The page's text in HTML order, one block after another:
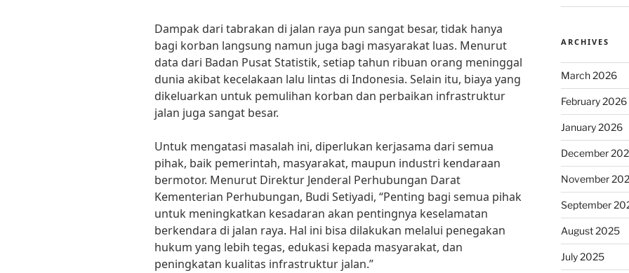
Dampak dari tabrakan di jalan raya pun sangat besar, tidak hanya
bagi korban langsung namun juga bagi masyarakat luas. Menurut
data dari Badan Pusat Statistik, setiap tahun ribuan orang meninggal
dunia akibat kecelakaan lalu lintas di Indonesia. Selain itu, biaya yang
dikeluarkan untuk pemulihan korban dan perbaikan infrastruktur
jalan juga sangat besar.
Untuk mengatasi masalah ini, diperlukan kerjasama dari semua
pihak, baik pemerintah, masyarakat, maupun industri kendaraan
bermotor. Menurut Direktur Jenderal Perhubungan Darat
Kementerian Perhubungan, Budi Setiyadi, “Penting bagi semua pihak
untuk meningkatkan kesadaran akan pentingnya keselamatan
berkendara di jalan raya. Hal ini bisa dilakukan melalui penegakan
hukum yang lebih tegas, edukasi kepada masyarakat, dan
peningkatan kualitas infrastruktur jalan.”
ARCHIVES
March 2026
February 2026
January 2026
December
November
September
August 2025
July 2025